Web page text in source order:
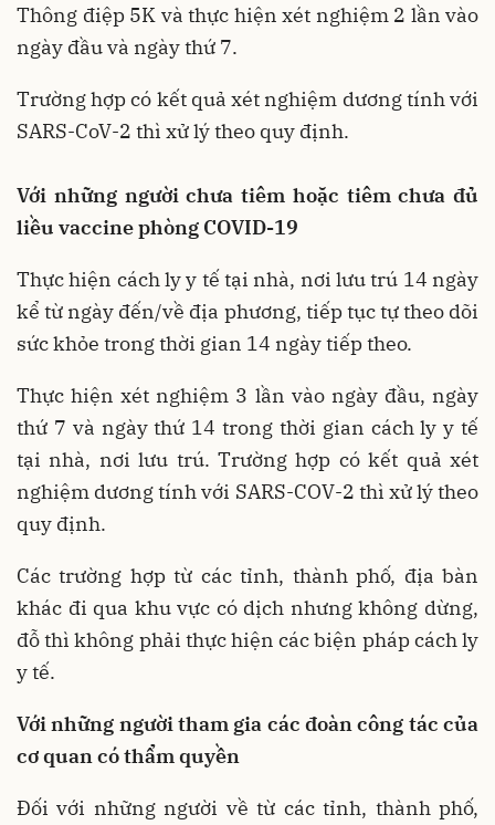
Thông điệp 5K và thực hiện xét nghiệm 2 lần vào
ngày đầu và ngày thứ 7.
Trường hợp có kết quả xét nghiệm dương tính với
SARS-CoV-2 thì xử lý theo quy định.
Với những người chưa tiêm hoặc tiêm chưa đủ
liều vaccine phòng COVID-19
Thực hiện cách ly y tế tại nhà, nơi lưu trú 14 ngày
kể từ ngày đến/về địa phương, tiếp tục tự theo dõi
sức khỏe trong thời gian 14 ngày tiếp theo.
Thực hiện xét nghiệm 3 lần vào ngày đầu, ngày
thứ 7 và ngày thứ 14 trong thời gian cách ly y tế
tại nhà, nơi lưu trú. Trường hợp có kết quả xét
nghiệm dương tính với SARS-COV-2 thì xử lý theo
quy định.
Các trường hợp từ các tỉnh, thành phố, địa bàn
khác đi qua khu vực có dịch nhưng không dừng,
đỗ thì không phải thực hiện các biện pháp cách ly
y tế.
Với những người tham gia các đoàn công tác của
cơ quan có thẩm quyền
Đối với những người về từ các tỉnh, thành phố,